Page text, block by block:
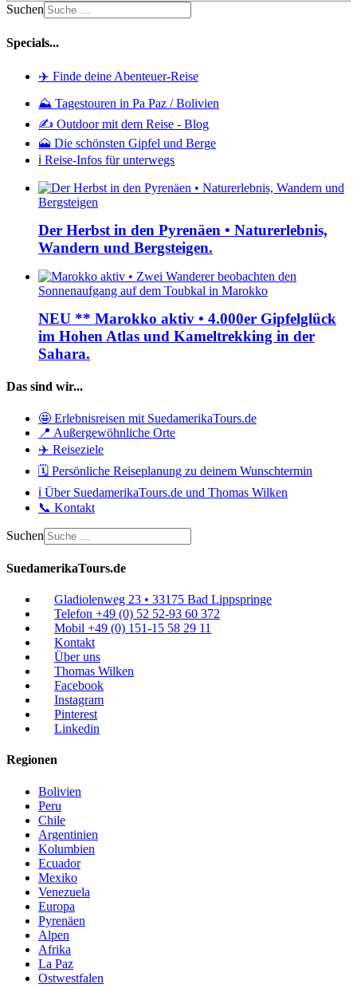
Suchen
Specials...
✈️ Finde deine Abenteuer-Reise
⛰️ Tagestouren in Pa Paz / Bolivien
✍️ Outdoor mit dem Reise - Blog
🗻 Die schönsten Gipfel und Berge
ℹ️ Reise-Infos für unterwegs
Der Herbst in den Pyrenäen • Naturerlebnis,
Wandern und Bergsteigen.
NEU ** Marokko aktiv • 4.000er Gipfelglück
im Hohen Atlas und Kameltrekking in der
Sahara.
Das sind wir...
🤩 Erlebnisreisen mit SuedamerikaTours.de
📍 Außergewöhnliche Orte
✈️ Reiseziele
🗓️ Persönliche Reiseplanung zu deinem Wunschtermin
ℹ️ Über SuedamerikaTours.de und Thomas Wilken
📞 Kontakt
Suchen
SuedamerikaTours.de
Gladiolenweg 23 • 33175 Bad Lippspringe
Telefon +49 (0) 52 52-93 60 372
Mobil +49 (0) 151-15 58 29 11
Kontakt
Über uns
Thomas Wilken
Facebook
Instagram
Pinterest
Linkedin
Regionen
Bolivien
Peru
Chile
Argentinien
Kolumbien
Ecuador
Mexiko
Venezuela
Europa
Pyrenäen
Alpen
Afrika
La Paz
Ostwestfalen